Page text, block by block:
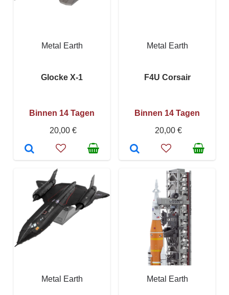
Metal Earth
Glocke X-1
Binnen 14 Tagen
20,00 €
Metal Earth
F4U Corsair
Binnen 14 Tagen
20,00 €
Metal Earth Metal Earth